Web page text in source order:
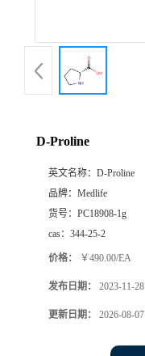
D-Proline
英文名称： D-Proline
品牌： Medlife
货号： PC18908-1g
cas： 344-25-2
价格： ￥490.00/EA
发布日期： 2023-11-28
更新日期： 2026-08-07